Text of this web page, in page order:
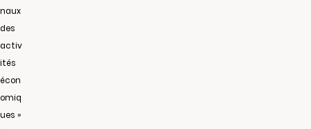
naux
des
activ
ités
écon
omiq
ues »